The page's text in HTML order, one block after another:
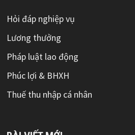
Hỏi đáp nghiệp vụ
Lương thưởng
Pháp luật lao động
Phúc lợi & BHXH
Thuế thu nhập cá nhân